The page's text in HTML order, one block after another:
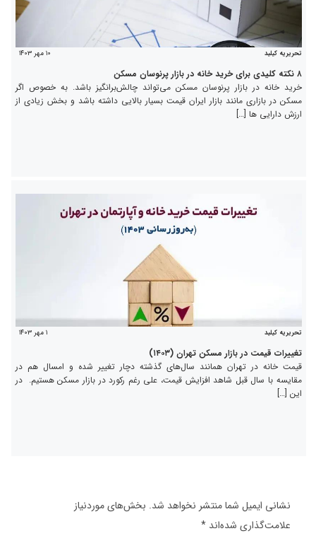
تحریریه کیلید ۱۰ مهر ۱۴۰۳
۸ نکته کلیدی برای خرید خانه در بازار پرنوسان مسکن
خرید خانه در بازار پرنوسان مسکن می‌تواند چالش‌برانگیز باشد. به خصوص اگر
مسکن در بازاری مانند بازار ایران قیمت بسیار بالایی داشته باشد و بخش زیادی از
ارزش دارایی ها […]
تحریریه کیلید ۱ مهر ۱۴۰۳
تغییرات قیمت در بازار مسکن تهران (۱۴۰۳)
قیمت خانه در تهران همانند سال‌های گذشته دچار تغییر شده و امسال هم در
مقایسه با سال قبل شاهد افزایش قیمت، علی رغم رکورد در بازار مسکن هستیم. در
این […]
نشانی ایمیل شما منتشر نخواهد شد. بخش‌های موردنیاز
علامت‌گذاری شده‌اند *